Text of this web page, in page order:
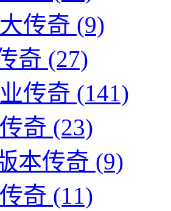
传奇 (9)
奇 (27)
传奇 (141)
奇 (23)
本传奇 (9)
奇 (11)